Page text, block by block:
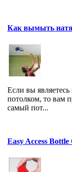
Как вымыть
Если вы
потолком, то вам
самый пот...
Easy Access